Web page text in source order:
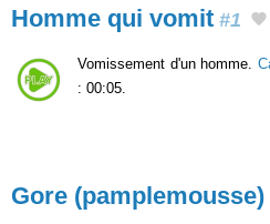
Homme qui vomit #1
Vomissement d'un homme.
: 00:05.
Gore (pamplemousse)